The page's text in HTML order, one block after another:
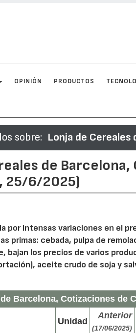
OPINIÓN PRODUCTOS
sobre: Lonja de
de
25/6/2025)
por intensas variaciones en el
primas: cebada, pulpa de
bajan los precios de varios
aceite crudo de soja y
Barcelona, Cotizaciones de
Unidad
Anterior
(17/06/2025)